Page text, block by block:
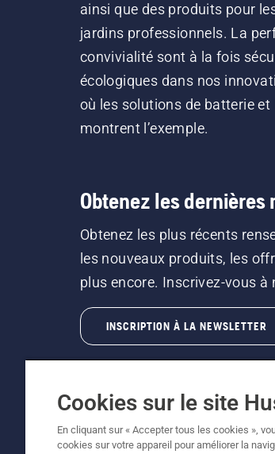
ainsi que des produits pour
jardins professionnels. La
convivialité sont à la fois
écologiques dans nos
où les solutions de batterie
montrent l’exemple.
Obtenez les dernières
Obtenez les plus récents
les nouveaux produits, les
plus encore. Inscrivez-vous à
INSCRIPTION À LA NEWSLETTER
Cookies sur le site
En cliquant sur « Accepter tous les cookies »,
cookies sur votre appareil pour améliorer la